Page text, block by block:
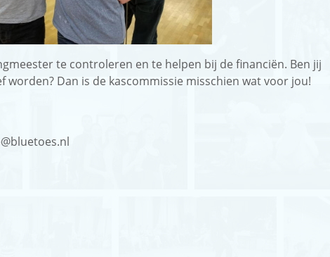
te controleren en te helpen bij de financiën. Ben jij
worden? Dan is de kascommissie misschien wat voor jou!